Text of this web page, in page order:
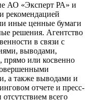
АО «Эксперт РА» и
рекомендацией
иные ценные бумаги
решения. Агентство
в связи с
выводами,
или косвенно
а также выводами и
отчете и пресс-
всего